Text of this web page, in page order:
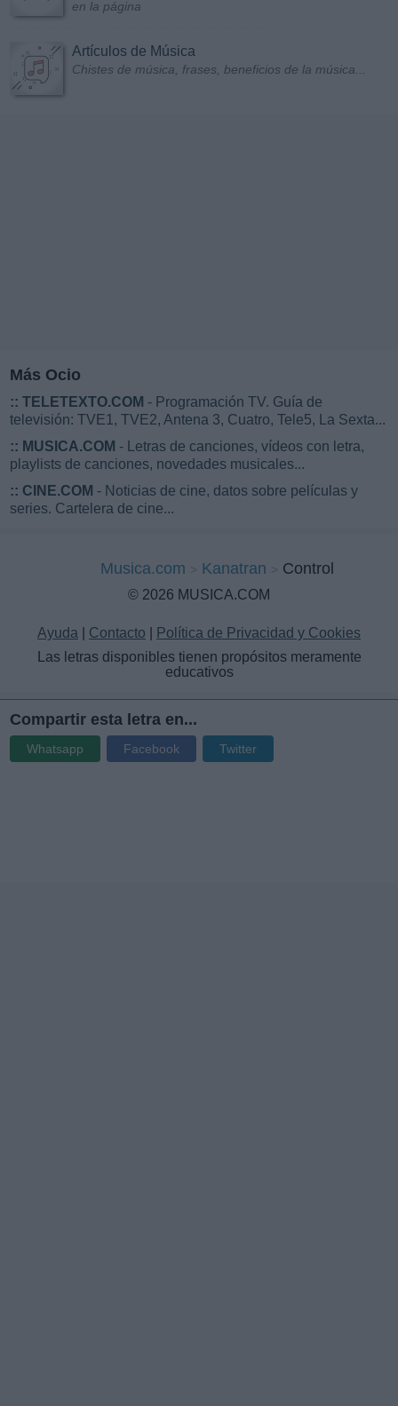
en la página
Artículos de Música
Chistes de música, frases, beneficios de la música...
Más Ocio
:: TELETEXTO.COM - Programación TV. Guía de
televisión: TVE1, TVE2, Antena 3, Cuatro, Tele5, La Sexta...
:: MUSICA.COM - Letras de canciones, vídeos con letra,
playlists de canciones, novedades musicales...
:: CINE.COM - Noticias de cine, datos sobre películas y
series. Cartelera de cine...
Musica.com Kanatran Control
© 2026 MUSICA.COM
Ayuda Contacto
Política de Privacidad y Cookies
Las letras disponibles tienen propósitos meramente
educativos
Compartir esta letra en...
Whatsapp Facebook Twitter